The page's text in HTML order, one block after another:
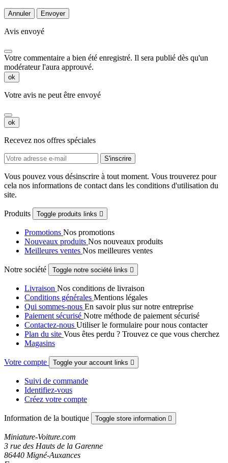
Annuler Envoyer
Avis envoyé
Votre commentaire a bien été enregistré. Il sera publié dès qu'un
modérateur l'aura approuvé.
ok
Votre avis ne peut être envoyé
ok
Recevez nos offres spéciales
Vous pouvez vous désinscrire à tout moment. Vous trouverez pour
cela nos informations de contact dans les conditions d'utilisation du
site.
Produits Toggle produits links 
Promotions Nos promotions
Nouveaux produits Nos nouveaux produits
Meilleures ventes Nos meilleures ventes
Notre société Toggle notre société links 
Livraison Nos conditions de livraison
Conditions générales Mentions légales
Qui sommes-nous En savoir plus sur notre entreprise
Paiement sécurisé Notre méthode de paiement sécurisé
Contactez-nous Utiliser le formulaire pour nous contacter
Plan du site Vous êtes perdu ? Trouvez ce que vous cherchez
Magasins
Votre compte Toggle your account links 
Suivi de commande
Identifiez-vous
Créez votre compte
Information de la boutique Toggle store information 
Miniature-Voiture.com
3 rue des Hauts de la Garenne
86440 Migné-Auxances